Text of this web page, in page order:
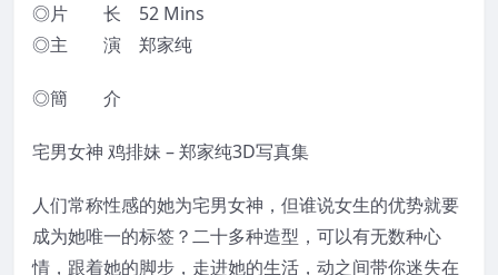
◎片 长 52 Mins
◎主 演 郑家纯
◎簡 介
宅男女神 鸡排妹 – 郑家纯3D写真集
人们常称性感的她为宅男女神，但谁说女生的优势就要
成为她唯一的标签？二十多种造型，可以有无数种心
情，跟着她的脚步，走进她的生活，动之间带你迷失在